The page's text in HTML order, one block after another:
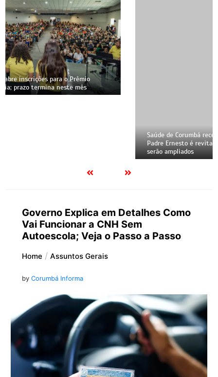
Saúde de Corumbá recebe novos equipamentos e UBS
Padre Ernesto é revitalizada; veja como os atendimentos
serão ampliados
Governo Explica em Detalhes Como
Vai Funcionar a CNH Sem
Autoescola; Veja o Passo a Passo
Home Assuntos Gerais
by Corumbá Informa